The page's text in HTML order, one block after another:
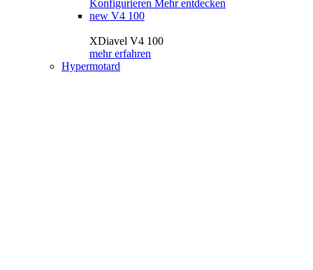
Konfigurieren Mehr entdecken
new V4 100
XDiavel V4 100
mehr erfahren
Hypermotard